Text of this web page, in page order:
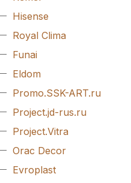
Hisense
Royal Clima
Funai
Eldom
Promo.SSK-ART.ru
Project.jd-rus.ru
Project.Vitra
Orac Decor
Evroplast